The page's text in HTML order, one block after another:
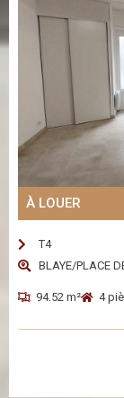
À LOUER
T4
BLAYE/PLACE
94.52 m² 4